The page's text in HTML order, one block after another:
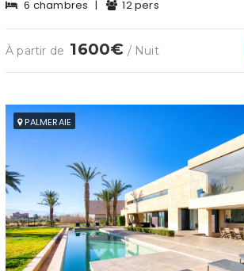
6 chambres | 12 pers
À partir de 1600€ / Nuit
PALMERAIE